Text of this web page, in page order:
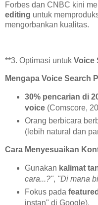
Forbes dan CNBC kini
editing untuk
mengorbankan kualitas.
**3. Optimasi untuk Voice
Mengapa Voice Search
30% pencarian di
voice(Comscore,
Orang berbicara
(lebih natural dan
Cara Menyesuaikan
Gunakan kalimat
cara...?", "Di mana
Fokus pada
instan" di Google).